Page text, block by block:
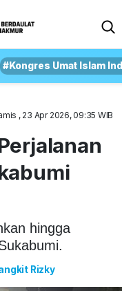
#Kongres Umat Islam
, 23 Apr 2026, 09:35 WIB
hingga
Rizky